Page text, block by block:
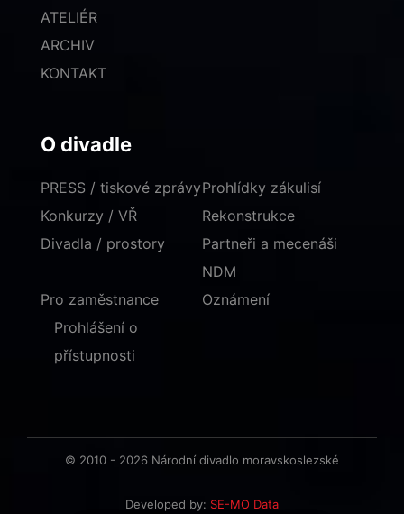
ATELIÉR
ARCHIV
KONTAKT
O divadle
PRESS / tiskové zprávy
Konkurzy / VŘ
Divadla / prostory
Prohlídky zákulisí
Rekonstrukce
Partneři a mecenáši
NDM
Pro zaměstnance
Oznámení
Prohlášení o
přístupnosti
© 2010 - 2026 Národní divadlo moravskoslezské
Developed by: SE-MO Data